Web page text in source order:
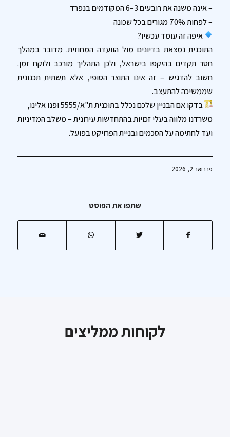
– אינה משנה את רובעים 3–6 המקודמים בנפרד
– לפחות 70% מגורים בכל שכונה
איפה זה עומד עכשיו?
התוכנית נמצאת בדיונים מול הוועדה המחוזית. מדובר במהלך
חסר תקדים בהיקפו בישראל, ולכן התהליך מורכב ולוקח זמן.
חשוב להדגיש – זה אינו התוצר הסופי, אלא תשתית תכנונית
שממשיכה להתעצב.
בדקו אם הבניין שלכם נכלל בתוכנית ת"א/5555 ופנו אלינו,
משרדנו מלווה בעלי זכויות בהתחדשות עירונית – משלב המדיניות
ועד לחתימה על הסכמים ובניית הפרויקט בפועל.
פברואר 2, 2026
שתפו את הפוסט
לקוחות ממליצים